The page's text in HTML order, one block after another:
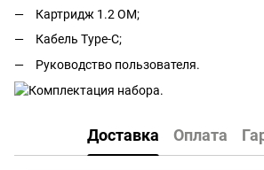
Картридж 1.2 ОМ;
Кабель Type-C;
Руководство пользователя.
Доставка Оплата